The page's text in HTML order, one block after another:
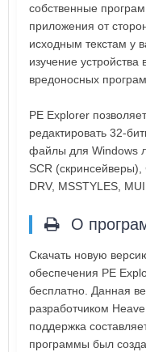
собственные
приложения от
исходным текстам у
изучение устройства
вредоносных
PE Explorer
редактировать 32-
файлы для Windows
SCR
DRV, MSSTYLES,
О
Скачать новую
обеспечения PE
бесплатно. Данная
разработчиком
поддержка
программы был